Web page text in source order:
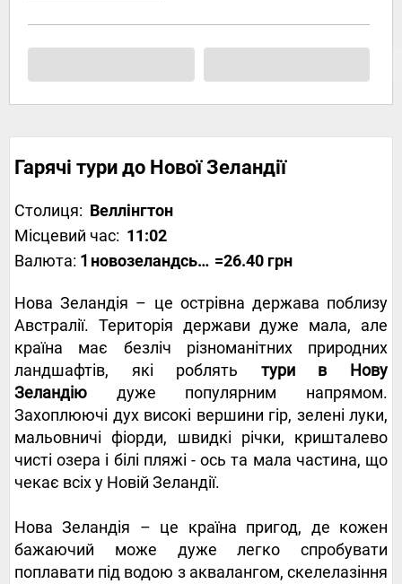
Гарячі тури до Нової Зеландії
Столиця: Веллінгтон
Місцевий час: 11:02
Валюта: 1 новозеландський долар =26.40 грн
Нова Зеландія – це острівна держава поблизу
Австралії. Територія держави дуже мала, але
країна має безліч різноманітних природних
ландшафтів, які роблять тури в Нову
Зеландію дуже популярним напрямом.
Захоплюючі дух високі вершини гір, зелені луки,
мальовничі фіорди, швидкі річки, кришталево
чисті озера і білі пляжі - ось та мала частина, що
чекає всіх у Новій Зеландії.
Нова Зеландія – це країна пригод, де кожен
бажаючий може дуже легко спробувати
поплавати під водою з аквалангом, скелелазіння